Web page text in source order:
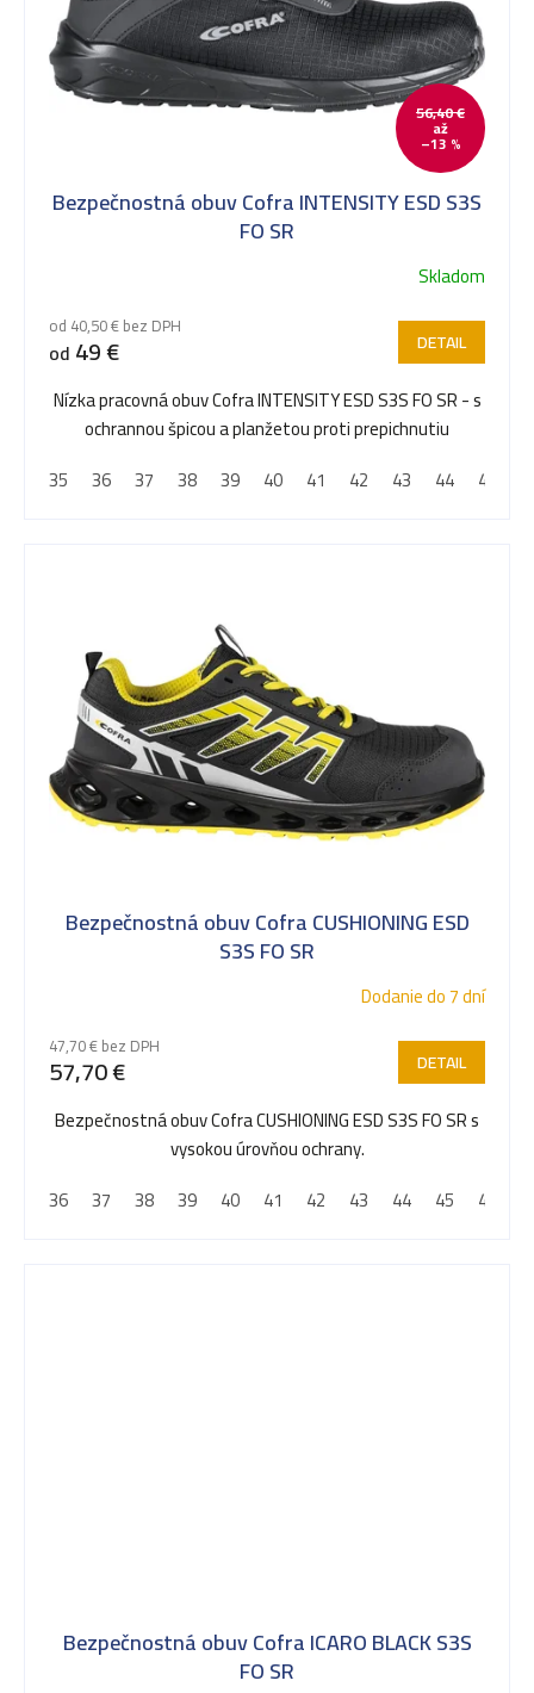
56,40 €
až
–13 %
Bezpečnostná obuv Cofra INTENSITY ESD S3S
FO SR
Skladom
od 40,50 € bez DPH
od 49 € DETAIL
Nízka pracovná obuv Cofra INTENSITY ESD S3S FO SR - s
ochrannou špicou a planžetou proti prepichnutiu
35
36 37 38 39 40 41 42 43 44 45
Bezpečnostná obuv Cofra CUSHIONING ESD
S3S FO SR
Dodanie do 7 dní
47,70 € bez DPH
57,70 € DETAIL
Bezpečnostná obuv Cofra CUSHIONING ESD S3S FO SR s
vysokou úrovňou ochrany.
36
37 38 39 40 41 42 43 44 45 46
Bezpečnostná obuv Cofra ICARO BLACK S3S
FO SR